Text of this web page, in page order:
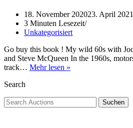
18. November 202023. April 2021
3 Minuten Lesezeit
Unkategorisiert
Go buy this book ! My wild 60s with
and Steve McQueen In the 1960s,
track… Mehr lesen »
Search
Suchen
nach:
Suchen